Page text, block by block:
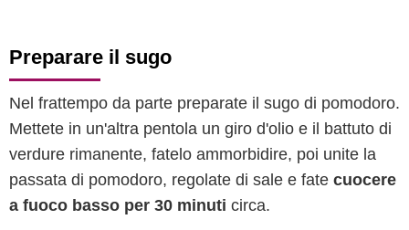
Preparare il sugo
Nel frattempo da parte preparate il sugo di pomodoro.
Mettete in un'altra pentola un giro d'olio e il battuto di
verdure rimanente, fatelo ammorbidire, poi unite la
passata di pomodoro, regolate di sale e fate cuocere
a fuoco basso per 30 minuti circa.